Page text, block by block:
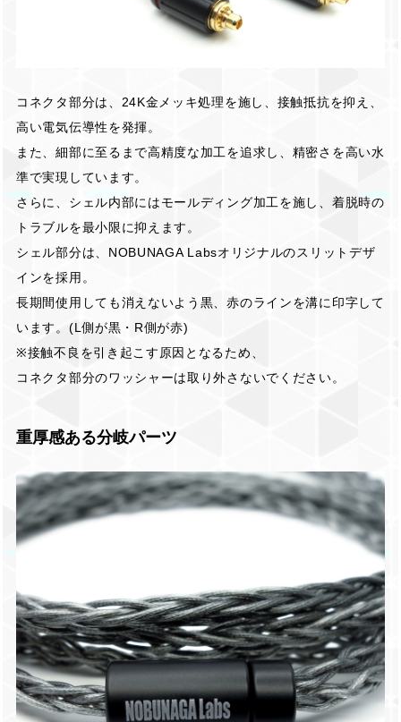
コネクタ部分は、24K金メッキ処理を施し、接触抵抗を抑え、
高い電気伝導性を発揮。
また、細部に至るまで高精度な加工を追求し、精密さを高い水
準で実現しています。
さらに、シェル内部にはモールディング加工を施し、着脱時の
トラブルを最小限に抑えます。
シェル部分は、NOBUNAGA Labsオリジナルのスリットデザ
インを採用。
長期間使用しても消えないよう黒、赤のラインを溝に印字して
います。(L側が黒・R側が赤)
※接触不良を引き起こす原因となるため、
コネクタ部分のワッシャーは取り外さないでください。
重厚感ある分岐パーツ